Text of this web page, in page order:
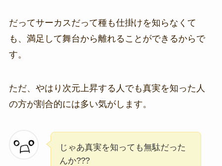
だってサーカスだって種も仕掛けを知らなくて
も、満足して舞台から離れることができるからで
す。
ただ、やはり次元上昇する人でも真実を知った人
の方が割合的には多い気がします。
じゃあ真実を知っても無駄だった
んか???